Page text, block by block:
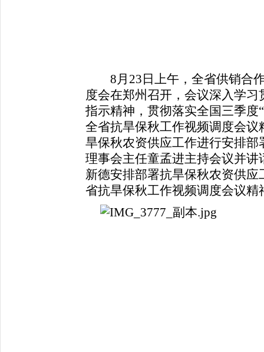
8月23日上午，全省供销合作
度会在郑州召开，会议深入学
指示精神，贯彻落实全国三季度
全省抗旱保秋工作视频调度会
旱保秋农资供应工作进行安排
理事会主任童孟进主持会议并
新德安排部署抗旱保秋农资供
省抗旱保秋工作视频调度会议精